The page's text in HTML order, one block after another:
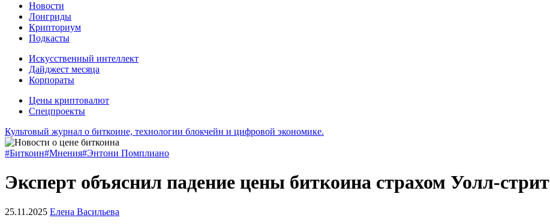
Новости
Лонгриды
Крипториум
Подкасты
Искусственный интеллект
Дайджест месяца
Корпораты
Цены криптовалют
Спецпроекты
Культовый журнал о биткоине, технологии блокчейн и цифровой экономике.
#Биткоин#Мнения#Энтони Помплиано
Эксперт объяснил падение цены биткоина страхом Уолл-стрит
25.11.2025 Елена Васильева